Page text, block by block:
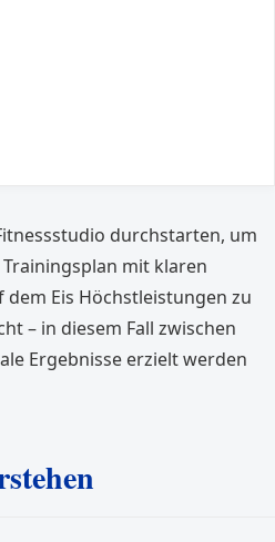
durchstarten, um
mit klaren
Eis Höchstleistungen zu
– in diesem Fall zwischen
Ergebnisse erzielt werden